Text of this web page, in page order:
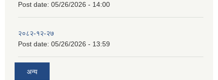
Post date: 05/26/2026 - 14:00
२०८२-१२-२७
Post date: 05/26/2026 - 13:59
अन्य